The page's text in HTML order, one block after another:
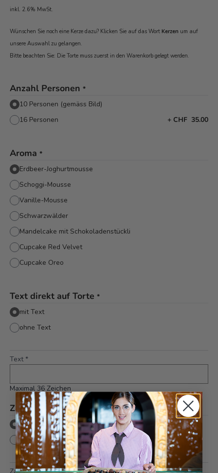
inkl. 2.6% MwSt.
Wünschen Sie noch eine Kerze dazu? Klicken Sie auf das Wort Kerzen um auf
unsere Auswahl zu gelangen.
Bitte beachten Sie: Die Torte muss zuerst in den Warenkorb gelegt werden.
Anzahl Personen *
10 Personen (gemäss Bild)
16 Personen
+ CHF 35.00
Aroma *
Erdbeer-Joghurtmousse
Schoggi-Mousse
Vanille-Mousse
Schwarzwälder
Mandelcake mit Schokoladenstückli
Cupcake Red Velvet
Cupcake Oreo
Text direkt auf Torte *
mit Text
ohne Text
Text *
Maximal 36 Zeichen
Zahl *
mit Zahl
ohne Zahl
Zahl *